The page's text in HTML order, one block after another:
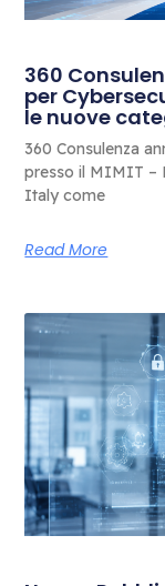
360
per
le nuove
360 Consulenza
presso il MIMIT –
Italy come
Read More